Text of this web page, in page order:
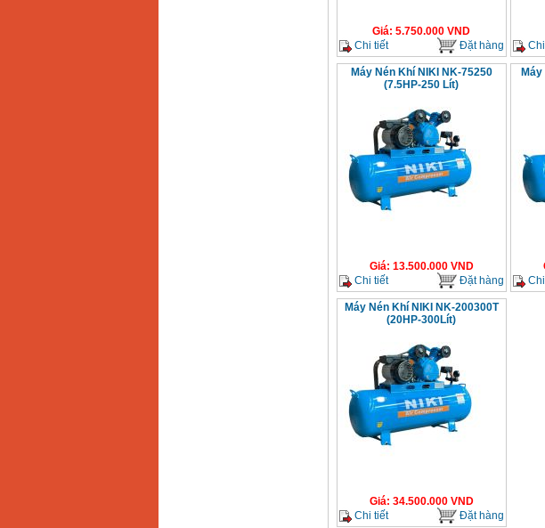
Giá: 5.750.000 VND
Chi tiết
Đặt hàng
Chi
Máy Nén Khí NIKI NK-75250
(7.5HP-250 Lít)
Giá: 13.500.000VND
Chi tiết
Đặt hàng
Chi
Máy Nén Khí NIKI NK-200300T
(20HP-300Lít)
Giá: 34.500.000VND
Chi tiết
Đặt hàng